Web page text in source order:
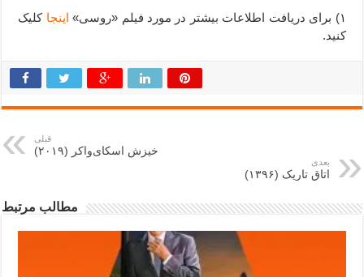
۱) برای دریافت اطلاعات بیشتر در مورد فیلم «روسی» اینجا کلیک
کنید.
قبلی
خیزش اسکای‌واکر (۲۰۱۹)
بعدی
اتاق تاریک (۱۳۹۶)
مطالب مرتبط